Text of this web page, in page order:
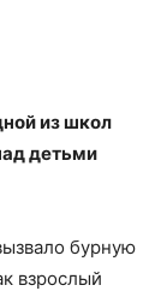
из школ
детьми
бурную
взрослый